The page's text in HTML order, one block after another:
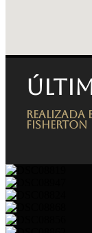
Realizada
FISHERTON